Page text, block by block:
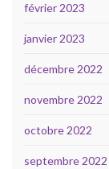
février 2023
janvier 2023
décembre 2022
novembre 2022
octobre 2022
septembre 2022